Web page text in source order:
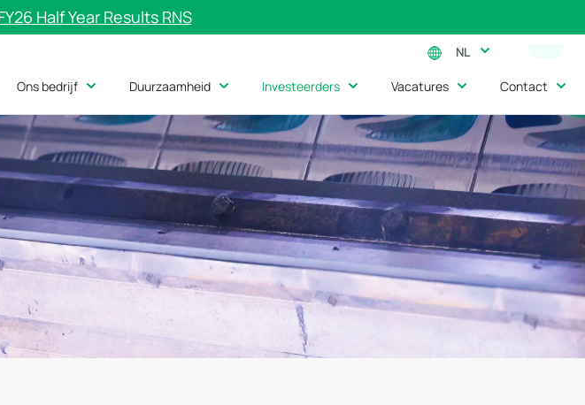
Half Year Results RNS
NL
Ons bedrijf Duurzaamheid Investeerders Vacatures Contact